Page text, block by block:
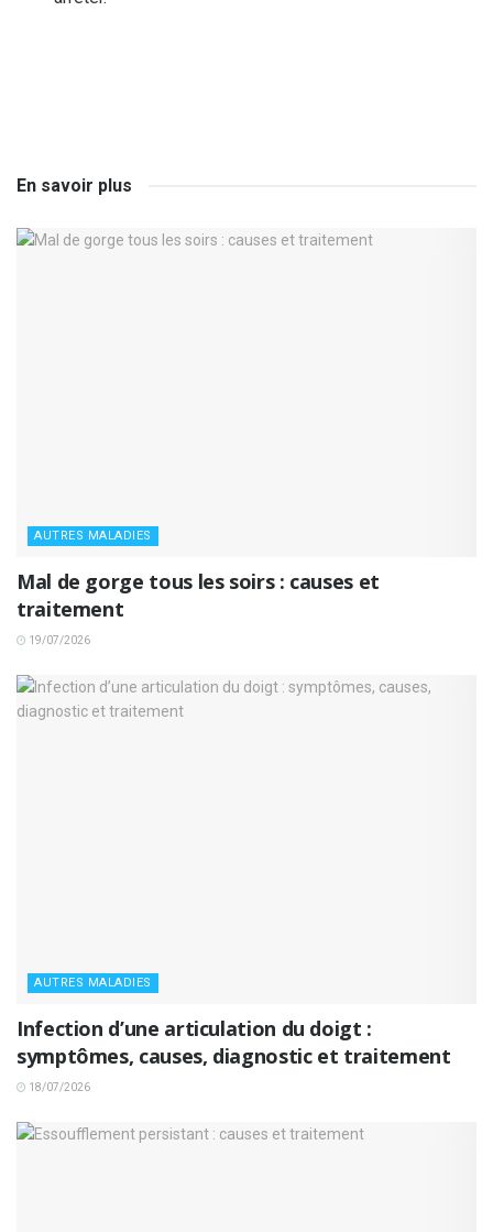
En savoir plus
AUTRES MALADIES
Mal de gorge tous les soirs : causes et
traitement
19/07/2026
AUTRES MALADIES
Infection d’une articulation du doigt :
symptômes, causes, diagnostic et traitement
18/07/2026